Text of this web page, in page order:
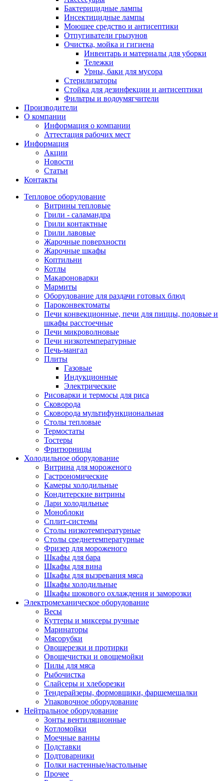
Бактерицидные лампы
Инсектицидные лампы
Моющее средство и антисептики
Отпугиватели грызунов
Очистка, мойка и гигиена
Инвентарь и материалы для уборки
Тележки
Урны, баки для мусора
Стерилизаторы
Стойка для дезинфекции и антисептики
Фильтры и водоумягчители
Производители
О компании
Информация о компании
Аттестация рабочих мест
Информация
Акции
Новости
Статьи
Контакты
Тепловое оборудование
Витрины тепловые
Грили - саламандра
Грили контактные
Грили лавовые
Жарочные поверхности
Жарочные шкафы
Коптильни
Котлы
Макароноварки
Мармиты
Оборудование для раздачи готовых блюд
Пароконвектоматы
Печи конвекционные, печи для пиццы, подовые и
шкафы расстоечные
Печи микроволновые
Печи низкотемпературные
Печь-мангал
Плиты
Газовые
Индукционные
Электрические
Рисоварки и термосы для риса
Сковорода
Сковорода мультифункциональная
Столы тепловые
Термостаты
Тостеры
Фритюрницы
Холодильное оборудование
Витрина для мороженого
Гастрономические
Камеры холодильные
Кондитерские витрины
Лари холодильные
Моноблоки
Сплит-системы
Столы низкотемпературные
Столы среднетемпературные
Фризер для мороженого
Шкафы для бара
Шкафы для вина
Шкафы для вызревания мяса
Шкафы холодильные
Шкафы шокового охлаждения и заморозки
Электромеханическое оборудование
Весы
Куттеры и миксеры ручные
Маринаторы
Мясорубки
Овощерезки и протирки
Овощечистки и овощемойки
Пилы для мяса
Рыбочистка
Слайсеры и хлеборезки
Тендерайзеры, формовщики, фаршемешалки
Упаковочное оборудование
Нейтральное оборудование
Зонты вентиляционные
Котломойки
Моечные ванны
Подставки
Подтоварники
Полки настенные/настольные
Прочее